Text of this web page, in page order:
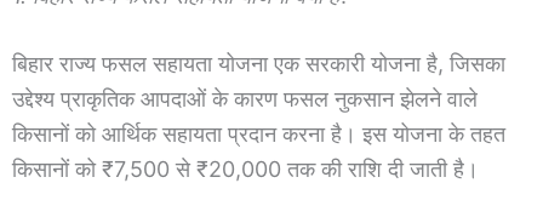
बिहार राज्य फसल सहायता योजना एक सरकारी योजना है, जिसका
उद्देश्य प्राकृतिक आपदाओं के कारण फसल नुकसान झेलने वाले
किसानों को आर्थिक सहायता प्रदान करना है। इस योजना के तहत
किसानों को ₹7,500 से ₹20,000 तक की राशि दी जाती है।